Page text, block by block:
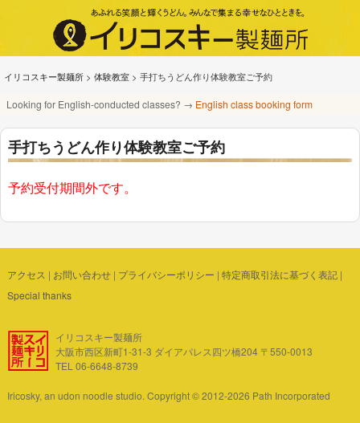
イリコスキー製麺所 > 体験教室 > 手打ちうどん作り体験教室ご予約
Looking for English-conducted classes? → English class booking form
手打ちうどん作り体験教室ご予約
予約受付期間外です。
アクセス | お問い合わせ| プライバシーポリシー | 特定商取引法に基づく表記|
Special thanks
イリコスキー製麺所
大阪市西区新町1-31-3 ダイアパレス四ツ橋204 〒550-0013
TEL 06-6648-8739
Iricosky, an udon noodle studio. Copyright © 2012-2026 Path Incorporated